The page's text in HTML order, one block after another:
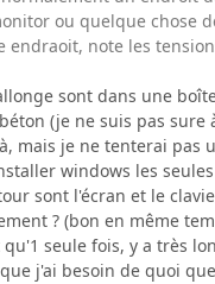
ou quelque chose
endraoit, note les
sont dans une
(je ne suis pas sure
mais je ne tenterai pas
windows les
sont l'écran et le
? (bon en même
seule fois, y a très
j'ai besoin de quoi